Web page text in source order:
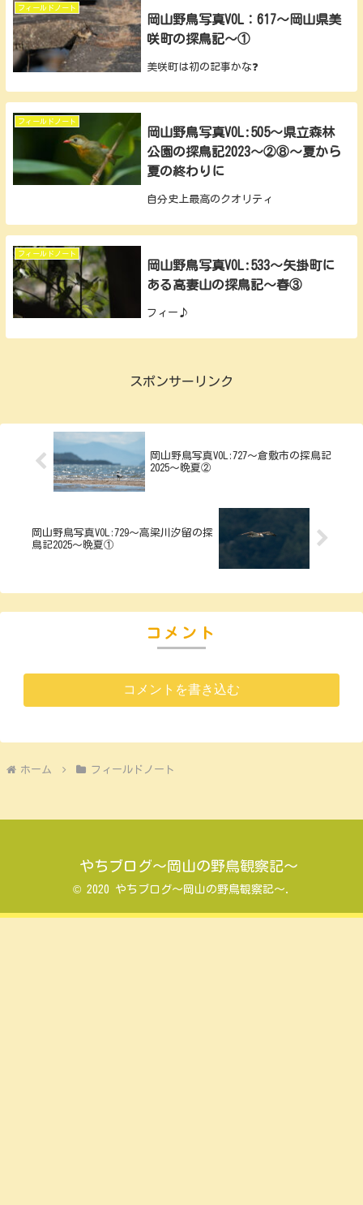
フィールドノート
岡山野鳥写真VOL：617～岡山県美
咲町の探鳥記～①
美咲町は初の記事かな❓
フィールドノート
岡山野鳥写真VOL:505～県立森林
公園の探鳥記2023～②⑧～夏から
夏の終わりに
自分史上最高のクオリティ
フィールドノート
岡山野鳥写真VOL:533～矢掛町に
ある高妻山の探鳥記～春③
フィー♪
スポンサーリンク
岡山野鳥写真VOL:727～倉敷市の探鳥記
2025～晩夏②
岡山野鳥写真VOL:729～高梁川汐留の探
鳥記2025～晩夏①
コメント
コメントを書き込む
ホーム フィールドノート
やちブログ～岡山の野鳥観察記～
© 2020 やちブログ～岡山の野鳥観察記～.